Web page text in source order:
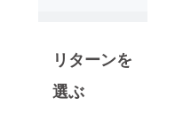
コスプレ ー
ネコー」の
第一弾「ぬ
リターンを
選ぶ